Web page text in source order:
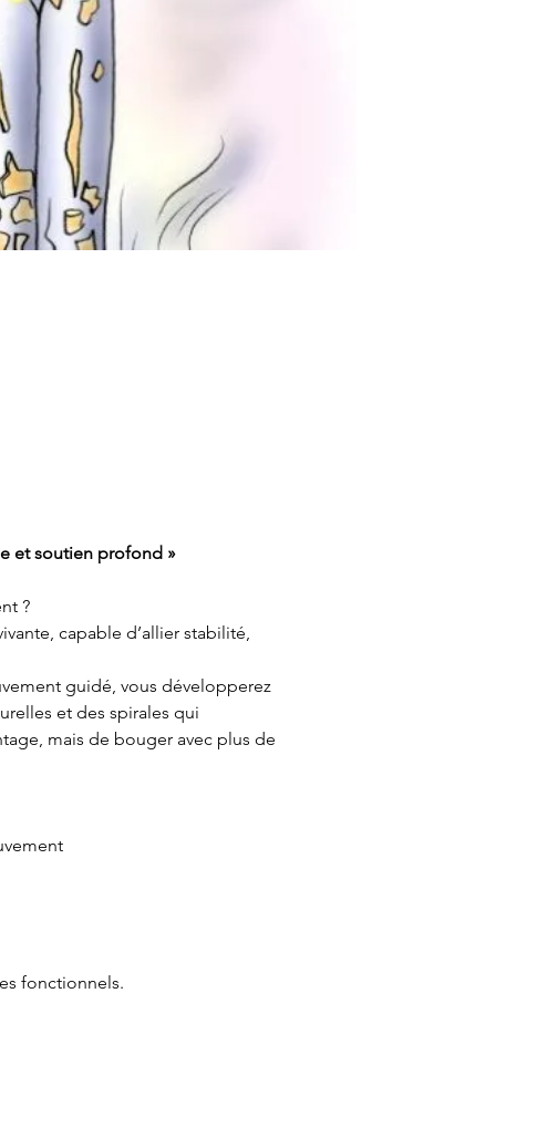
et soutien profond »
?
capable d’allier stabilité,
guidé, vous développerez
et des spirales qui
mais de bouger avec plus de
fonctionnels.